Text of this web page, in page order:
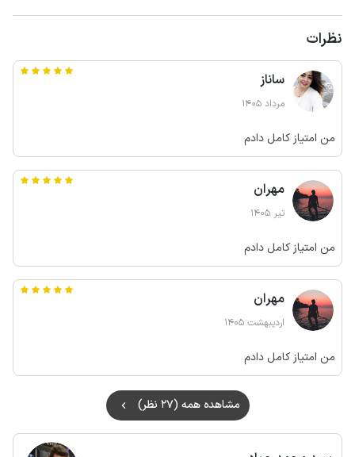
نظرات
ساناز
مرداد 1405
من امتیاز کامل دادم
مهران
تیر 1405
من امتیاز کامل دادم
مهران
اردیبهشت 1405
من امتیاز کامل دادم
مشاهده همه (27 نظر)